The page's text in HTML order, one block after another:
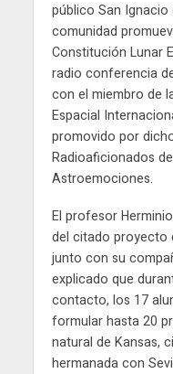
público San Ignacio
comunidad
Constitución Lunar
radio conferencia
con el miembro de
Espacial
promovido por
Radioaficionados
Astroemociones.
El profesor
del citado proyecto
junto con su
explicado que
contacto, los 17
formular hasta 20
natural de Kansas,
hermanada con